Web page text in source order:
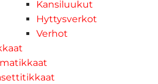
Kansiluukut
Hyttysverkot
Verhot